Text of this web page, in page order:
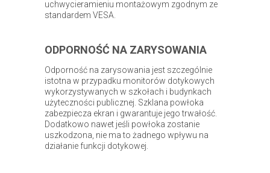
uchwycieramieniu montażowym zgodnym ze
standardem VESA.
ODPORNOŚĆ NA ZARYSOWANIA
Odporność na zarysowania jest szczególnie
istotna w przypadku monitorów dotykowych
wykorzystywanych w szkołach i budynkach
użyteczności publicznej. Szklana powłoka
zabezpiecza ekran i gwarantuje jego trwałość.
Dodatkowo nawet jeśli powłoka zostanie
uszkodzona, nie ma to żadnego wpływu na
działanie funkcji dotykowej.